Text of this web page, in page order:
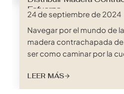
Esfuerzo
24 de septiembre de 2024
Navegar por el mundo de
madera contrachapada
ser como caminar por la
contrachapada de primera
satisfacer las exigencias
LEER MÁS